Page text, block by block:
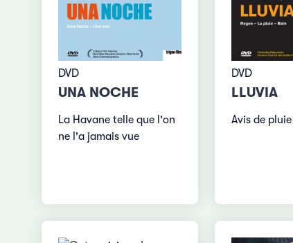
DVD
UNA NOCHE
La Havane telle que l'on
ne l'a jamais vue
DVD
LLUVIA
Avis de pluie